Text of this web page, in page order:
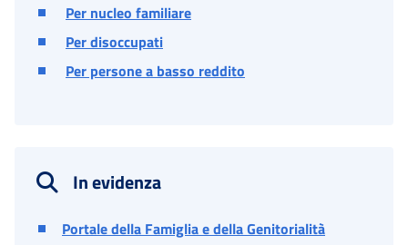
Per nucleo familiare
Per disoccupati
Per persone a basso reddito
In evidenza
Portale della Famiglia e della Genitorialità